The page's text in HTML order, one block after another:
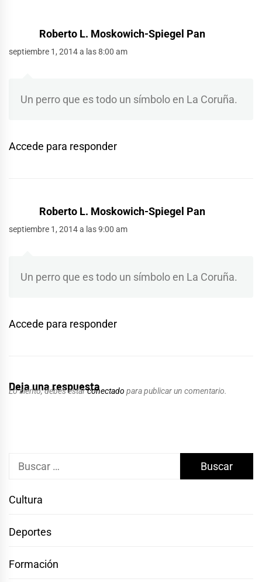
Roberto L. Moskowich-Spiegel Pan
septiembre 1, 2014 a las 8:00 am
Un perro que es todo un símbolo en La Coruña.
Accede para responder
Roberto L. Moskowich-Spiegel Pan
septiembre 1, 2014 a las 9:00 am
Un perro que es todo un símbolo en La Coruña.
Accede para responder
Deja una respuesta
Lo siento, debes estarconectado para publicar un comentario.
Buscar:
Cultura
Deportes
Formación